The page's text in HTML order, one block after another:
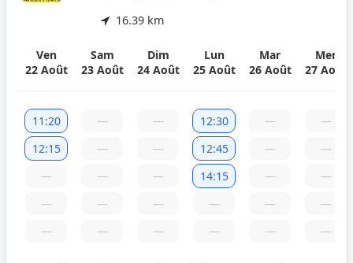
16.39 km
Ven
22 Août
Sam
23 Août
Dim
24 Août
Lun
25 Août
Mar
26 Août
Mer
27 Août
11:20
12:15
—
—
—
—
—
—
—
—
—
—
—
—
—
12:30
12:45
14:15
—
—
—
—
—
—
—
—
—
—
—
—